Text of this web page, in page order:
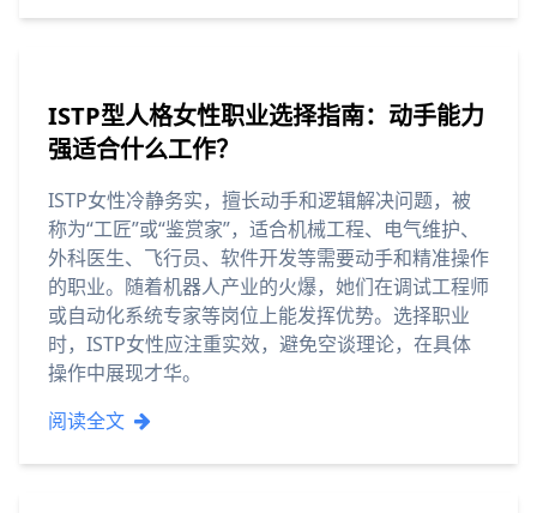
ISTP型人格女性职业选择指南：动手能力
强适合什么工作？
ISTP女性冷静务实，擅长动手和逻辑解决问题，被
称为“工匠”或“鉴赏家”，适合机械工程、电气维护、
外科医生、飞行员、软件开发等需要动手和精准操作
的职业。随着机器人产业的火爆，她们在调试工程师
或自动化系统专家等岗位上能发挥优势。选择职业
时，ISTP女性应注重实效，避免空谈理论，在具体
操作中展现才华。
阅读全文